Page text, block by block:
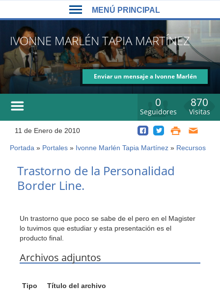
navigation
IVONNE MARLÉN TAPIA MARTÍNEZ
Enviar un mensaje a Ivonne Marlén
870
Visitas
0
Seguidores
11 de Enero de 2010
Usted
está
aquí
Portada » Portales » Ivonne Marlén Tapia Martínez » Recursos
top
Trastorno de la Personalidad
Border Line.
Un trastorno que poco se sabe de el pero en el Magister
lo tuvimos que estudiar y esta presentación es el
producto final.
Archivos adjuntos
Tipo Título del archivo
MENÚ PRINCIPAL
MENÚ
PRINCIPAL